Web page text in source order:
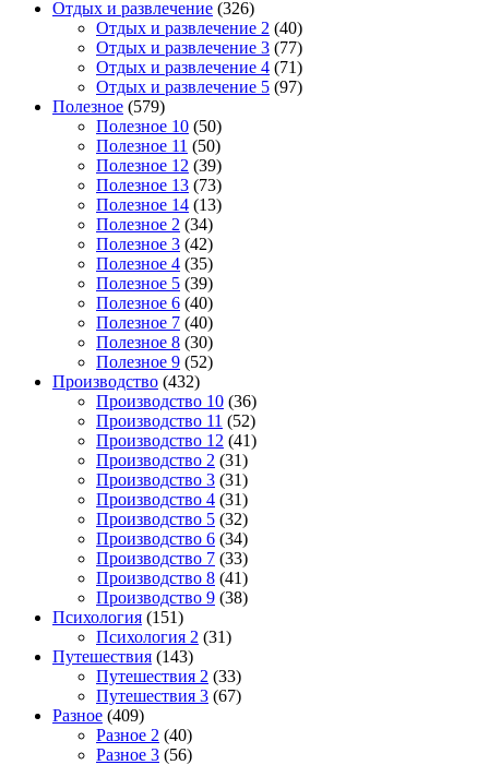
Отдых и развлечение (326)
Отдых и развлечение 2 (40)
Отдых и развлечение 3 (77)
Отдых и развлечение 4 (71)
Отдых и развлечение 5 (97)
Полезное (579)
Полезное 10 (50)
Полезное 11 (50)
Полезное 12 (39)
Полезное 13 (73)
Полезное 14 (13)
Полезное 2 (34)
Полезное 3 (42)
Полезное 4 (35)
Полезное 5 (39)
Полезное 6 (40)
Полезное 7 (40)
Полезное 8 (30)
Полезное 9 (52)
Производство (432)
Производство 10 (36)
Производство 11 (52)
Производство 12 (41)
Производство 2 (31)
Производство 3 (31)
Производство 4 (31)
Производство 5 (32)
Производство 6 (34)
Производство 7 (33)
Производство 8 (41)
Производство 9 (38)
Психология (151)
Психология 2 (31)
Путешествия (143)
Путешествия 2 (33)
Путешествия 3 (67)
Разное (409)
Разное 2 (40)
Разное 3 (56)